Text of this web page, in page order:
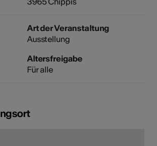
Art der Veranstaltung
Ausstellung
Altersfreigabe
Für alle